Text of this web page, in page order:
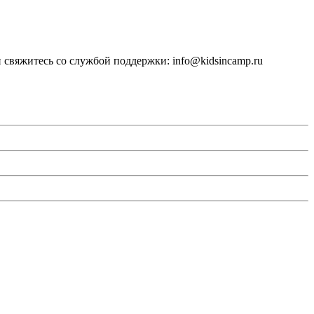
со службой поддержки: info@kidsincamp.ru